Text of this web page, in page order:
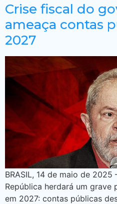
Crise fiscal do
ameaça contas
2027
BRASIL, 14 de maio de
República herdará um grave
em 2027: contas públicas